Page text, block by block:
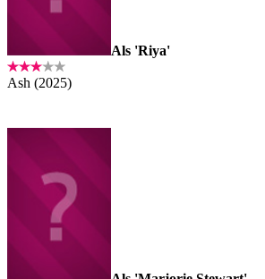
Als 'Riya'
Ash (2025)